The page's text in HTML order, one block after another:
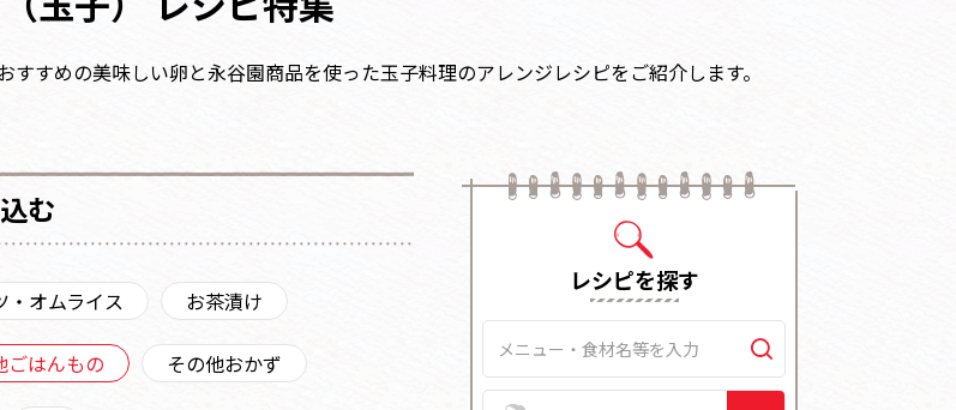
すめの美味しい卵と永谷園商品を使った玉子料理のアレンジレシピをご紹介します。
む
・オムライス お茶漬け
ごはんもの その他おかず
レシピを探す